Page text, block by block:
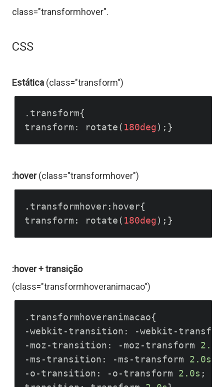
class="transformhover".
CSS
Estática (class="transform")
.transform{
transform: rotate( 180deg
:hover(class="transformhover")
.transformhover:hover{
transform: rotate( 180deg
:hover + transição
(class="transformhoveranimacao")
.transformhoveranimacao{
-webkit-transition: -webkit-
-moz-transition: -moz-transform 2.0s
-ms-transition: -ms-transform 2.0s
-o-transition: -o-transform 2.0s ;